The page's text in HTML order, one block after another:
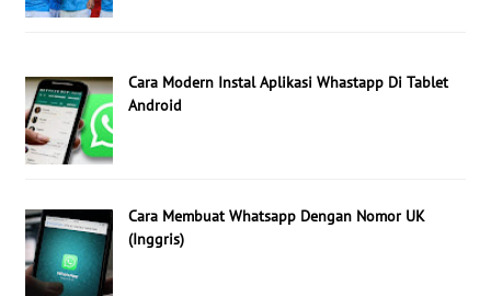
Cara Modern Instal Aplikasi Whastapp Di Tablet
Android
Cara Membuat Whatsapp Dengan Nomor UK
(Inggris)